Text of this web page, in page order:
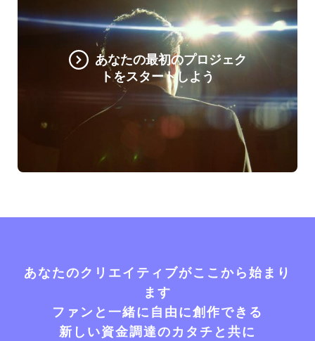
あなたの最初のプロジェク
トをスタートしよう
あなたのクリエイティブがここから始まり
ます
ファンと一緒に自由に創作できる
新しい資金調達のカタチと共に